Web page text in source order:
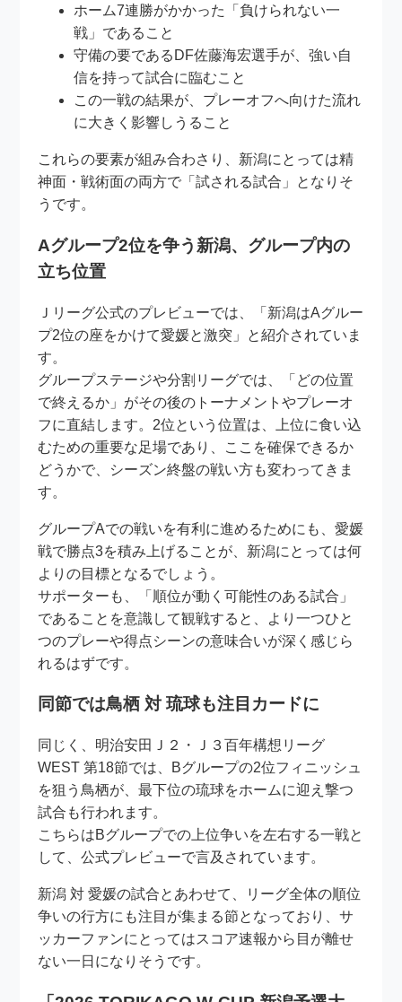
ホーム7連勝がかかった「負けられない一
戦」であること
守備の要であるDF佐藤海宏選手が、強い自
信を持って試合に臨むこと
この一戦の結果が、プレーオフへ向けた流れ
に大きく影響しうること
これらの要素が組み合わさり、新潟にとっては精
神面・戦術面の両方で「試される試合」となりそ
うです。
Aグループ2位を争う新潟、グループ内の
立ち位置
Ｊリーグ公式のプレビューでは、「新潟はAグルー
プ2位の座をかけて愛媛と激突」と紹介されていま
す。
グループステージや分割リーグでは、「どの位置
で終えるか」がその後のトーナメントやプレーオ
フに直結します。2位という位置は、上位に食い込
むための重要な足場であり、ここを確保できるか
どうかで、シーズン終盤の戦い方も変わってきま
す。
グループAでの戦いを有利に進めるためにも、愛媛
戦で勝点3を積み上げることが、新潟にとっては何
よりの目標となるでしょう。
サポーターも、「順位が動く可能性のある試合」
であることを意識して観戦すると、より一つひと
つのプレーや得点シーンの意味合いが深く感じら
れるはずです。
同節では鳥栖 対 琉球も注目カードに
同じく、明治安田Ｊ２・Ｊ３百年構想リーグ
WEST 第18節では、Bグループの2位フィニッシュ
を狙う鳥栖が、最下位の琉球をホームに迎え撃つ
試合も行われます。
こちらはBグループでの上位争いを左右する一戦と
して、公式プレビューで言及されています。
新潟 対 愛媛の試合とあわせて、リーグ全体の順位
争いの行方にも注目が集まる節となっており、サ
ッカーファンにとってはスコア速報から目が離せ
ない一日になりそうです。